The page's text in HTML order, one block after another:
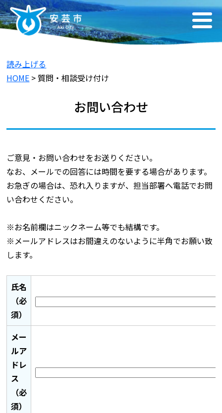
読み上げる
HOME > 質問・相談受け付け
お問い合わせ
ご意見・お問い合わせをお送りください。
なお、メールでの回答には時間を要する場合があります。
お急ぎの場合は、恐れ入りますが、担当部署へ電話でお問
い合わせください。
※お名前欄はニックネーム等でも結構です。
※メールアドレスはお間違えのないように半角でお願い致
します。
氏名
（必
須）
メー
ルア
ドレ
ス
（必
須）